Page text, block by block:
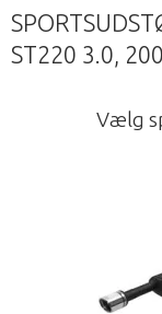
ST220 3.0,
Vælg